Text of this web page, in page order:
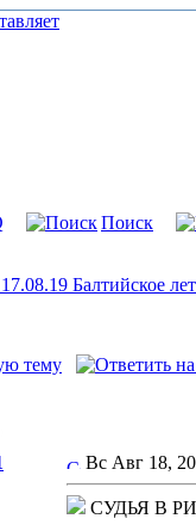
Поиск
Балтийское
Вс Авг 18,
СУДЬЯ В